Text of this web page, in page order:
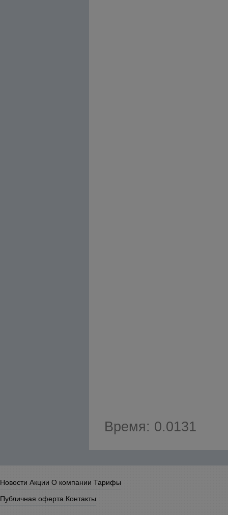
Время: 0.0131
Новости Акции О компании Тарифы
Публичная оферта Контакты